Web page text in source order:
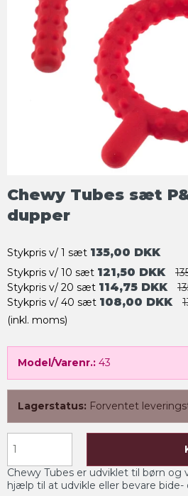
Chewy Tubes sæt
dupper
Stykpris v/ 1 sæt 135,00 DKK
Stykpris v/ 10 sæt 121,50 DKK
Stykpris v/ 20 sæt 114,75 DKK
Stykpris v/ 40 sæt 108,00 DKK
(inkl. moms)
Model/Varenr.: 43
Lagerstatus: Forventet
Chewy Tubes er udviklet til børn og
hjælp til at udvikle eller bevare